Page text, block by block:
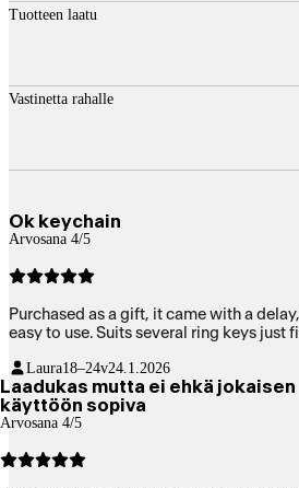
Tuotteen laatu
Vastinetta rahalle
Ok keychain
Arvosana 4/5
Purchased as a gift, it came with a
easy to use. Suits several ring keys just
Laura18–24v24.1.2026
Laadukas mutta ei ehkä jokaisen
käyttöön sopiva
Arvosana 4/5